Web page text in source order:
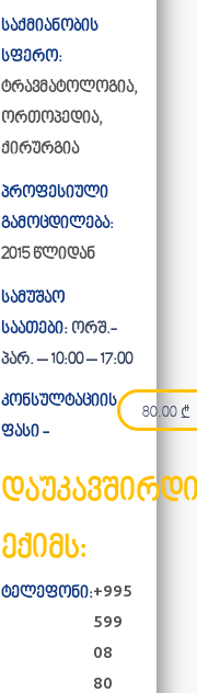
საქმიანობის
სფერო:
ტრავმატოლოგია,
ორთოპედია,
ქირურგია
პროფესიული
გამოცდილება:
2015 წლიდან
სამუშაო
საათები: ორშ.-
პარ. – 10:00 – 17:00
კონსულტაციის
ფასი -
80.00 ₾
ექიმს:
ტელეფონი:+995
599
08
80